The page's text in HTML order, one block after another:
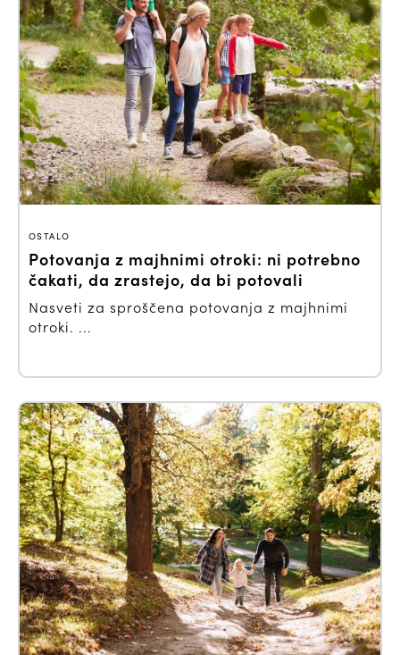
OSTALO
Potovanja z majhnimi otroki: ni potrebno
čakati, da zrastejo, da bi potovali
Nasveti za sproščena potovanja z majhnimi
otroki. ...